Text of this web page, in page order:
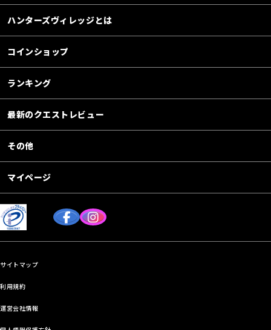
ハンターズヴィレッジとは
コインショップ
ランキング
最新のクエストレビュー
その他
マイページ
サイトマップ
利用規約
運営会社情報